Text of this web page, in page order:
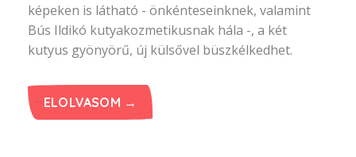
képeken is látható - önkénteseinknek, valamint
Bús Ildikó kutyakozmetikusnak hála -, a két
kutyus gyönyörű, új külsővel büszkélkedhet.
ELOLVASOM →